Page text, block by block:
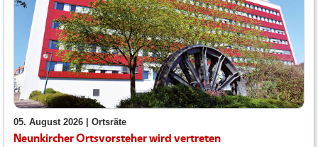
05. August 2026 | Ortsräte
Neunkircher Ortsvorsteher wird vertreten